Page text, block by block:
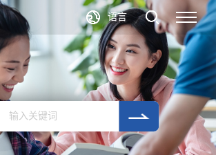
语言